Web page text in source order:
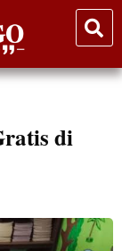
di